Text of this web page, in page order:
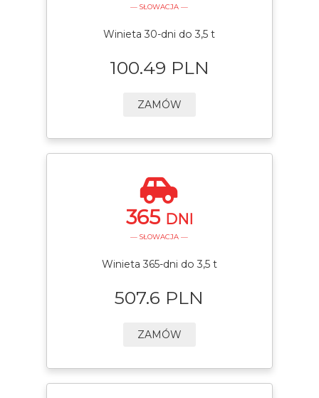
— SŁOWACJA —
Winieta 30-dni do 3,5 t
100.49 PLN
ZAMÓW
365 DNI
— SŁOWACJA —
Winieta 365-dni do 3,5 t
507.6 PLN
ZAMÓW